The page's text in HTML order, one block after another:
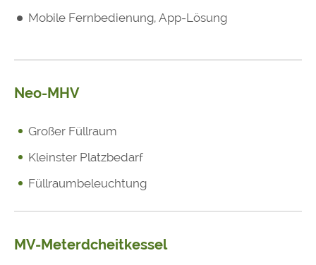
Mobile Fernbedienung, App-Lösung
Neo-MHV
Großer Füllraum
Kleinster Platzbedarf
Füllraumbeleuchtung
MV-Meterdcheitkessel